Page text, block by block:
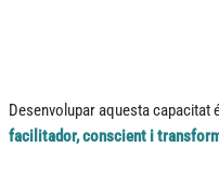
Desenvolupar aquesta capacitat
facilitador, conscient i